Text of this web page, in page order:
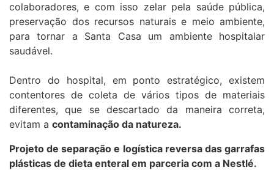
colaboradores, e com isso zelar pela saúde pública,
preservação dos recursos naturais e meio ambiente,
para tornar a Santa Casa um ambiente hospitalar
saudável.
Dentro do hospital, em ponto estratégico, existem
contentores de coleta de vários tipos de materiais
diferentes, que se descartado da maneira correta,
evitam a contaminação da natureza.
Projeto de separação e logística reversa das garrafas
plásticas de dieta enteral em parceria com a Nestlé.